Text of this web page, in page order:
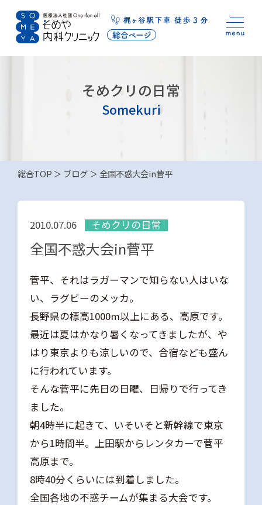
そめクリの日常
Somekuri
総合TOP ブログ 全国不惑大会in菅平
2010.07.06 そめクリの日常
全国不惑大会in菅平
菅平、それはラガーマンで知らない人はいな
い、ラグビーのメッカ。
長野県の標高1000m以上にある、高原です。
最近は夏はかなり暑くなってきましたが、や
はり東京よりも涼しいので、合宿なども盛ん
に行われています。
そんな菅平に先日の日曜、日帰りで行ってき
ました。
朝4時半に起きて、いそいそと新幹線で東京
から1時間半。上田駅からレンタカーで菅平
高原まで。
8時40分くらいには到着しました。
全国各地の不惑チームが集まる大会です。